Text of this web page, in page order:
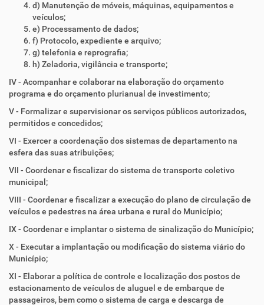
d) Manutenção de móveis, máquinas, equipamentos e
veículos;
e) Processamento de dados;
f) Protocolo, expediente e arquivo;
g) telefonia e reprografia;
h) Zeladoria, vigilância e transporte;
IV - Acompanhar e colaborar na elaboração do orçamento
programa e do orçamento plurianual de investimento;
V - Formalizar e supervisionar os serviços públicos autorizados,
permitidos e concedidos;
VI - Exercer a coordenação dos sistemas de departamento na
esfera das suas atribuições;
VII - Coordenar e fiscalizar do sistema de transporte coletivo
municipal;
VIII - Coordenar e fiscalizar a execução do plano de circulação de
veículos e pedestres na área urbana e rural do Município;
IX - Coordenar e implantar o sistema de sinalização do Município;
X - Executar a implantação ou modificação do sistema viário do
Município;
XI - Elaborar a política de controle e localização dos postos de
estacionamento de veículos de aluguel e de embarque de
passageiros, bem como o sistema de carga e descarga de